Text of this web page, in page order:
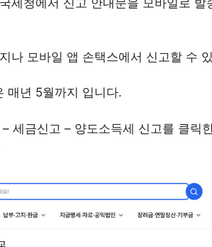
세청에서 신고 안내문을 모바일로 발
나 모바일 앱 손택스에서 신고할 수
매년 5월까지 입니다.
세금신고 – 양도소득세 신고를 클릭